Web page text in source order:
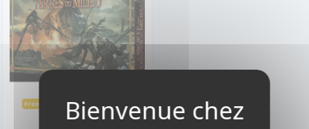
Promo -10% 70,00 €
Indisponible